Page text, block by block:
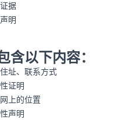
据
明
含以下内容：
址、联系方式
证明
上的位置
声明